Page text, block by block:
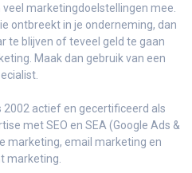
marketingdoelstellingen mee.
ontbreekt in je onderneming, dan
te blijven of teveel geld te gaan
Maak dan gebruik van een
2002 actief en gecertificeerd als
met SEO en SEA (Google Ads &
marketing, email marketing en
marketing.